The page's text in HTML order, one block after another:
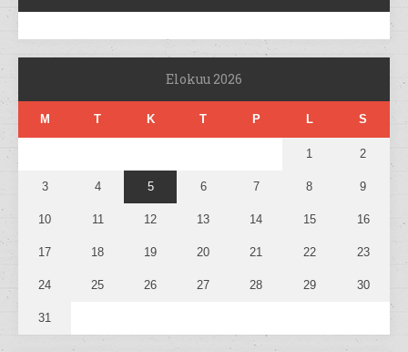
Elokuu 2026
M T K T P L S
1 2
3 4 5 6 7 8 9
10 11 12 13 14 15 16
17 18 19 20 21 22 23
24 25 26 27 28 29 30
31